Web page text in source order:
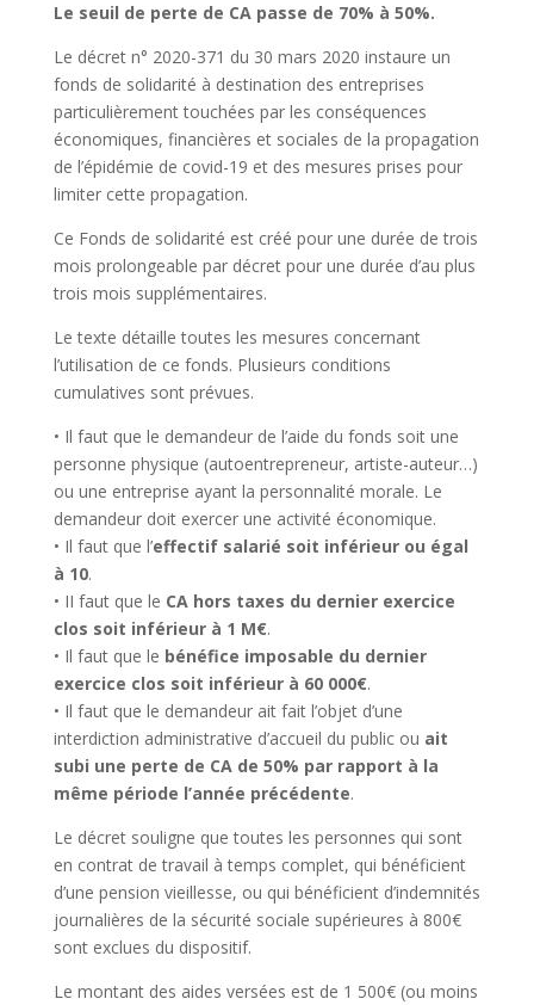
Le seuil de perte de CA passe de 70% à 50%.
Le décret n° 2020-371 du 30 mars 2020 instaure un
fonds de solidarité à destination des entreprises
particulièrement touchées par les conséquences
économiques, financières et sociales de la propagation
de l’épidémie de covid-19 et des mesures prises pour
limiter cette propagation.
Ce Fonds de solidarité est créé pour une durée de trois
mois prolongeable par décret pour une durée d’au plus
trois mois supplémentaires.
Le texte détaille toutes les mesures concernant
l’utilisation de ce fonds. Plusieurs conditions
cumulatives sont prévues.
• Il faut que le demandeur de l’aide du fonds soit une
personne physique (autoentrepreneur, artiste-auteur…)
ou une entreprise ayant la personnalité morale. Le
demandeur doit exercer une activité économique.
• Il faut que l’effectif salarié soit inférieur ou égal
à 10.
• II faut que le CA hors taxes du dernier exercice
clos soit inférieur à 1 M€.
• Il faut que le bénéfice imposable du dernier
exercice clos soit inférieur à 60 000€.
• Il faut que le demandeur ait fait l’objet d’une
interdiction administrative d’accueil du public ou ait
subi une perte de CA de 50% par rapport à la
même période l’année précédente.
Le décret souligne que toutes les personnes qui sont
en contrat de travail à temps complet, qui bénéficient
d’une pension vieillesse, ou qui bénéficient d’indemnités
journalières de la sécurité sociale supérieures à 800€
sont exclues du dispositif.
Le montant des aides versées est de 1 500€ (ou moins